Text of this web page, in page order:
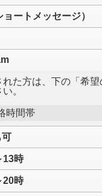
ートメッセージ）
た方は、下の「希望
。
時間帯
可
13時
20時